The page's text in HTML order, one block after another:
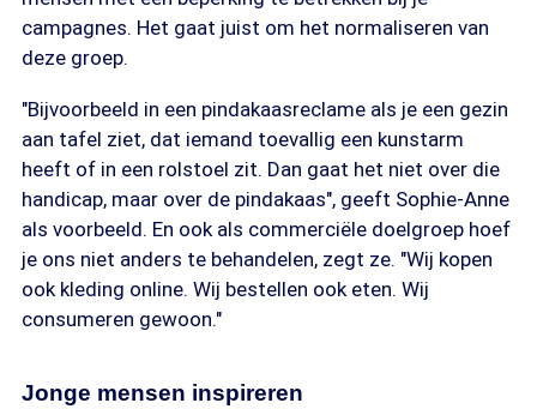
campagnes. Het gaat juist om het normaliseren van
deze groep.
"Bijvoorbeeld in een pindakaasreclame als je een gezin
aan tafel ziet, dat iemand toevallig een kunstarm
heeft of in een rolstoel zit. Dan gaat het niet over die
handicap, maar over de pindakaas", geeft Sophie-Anne
als voorbeeld. En ook als commerciële doelgroep hoef
je ons niet anders te behandelen, zegt ze. "Wij kopen
ook kleding online. Wij bestellen ook eten. Wij
consumeren gewoon."
Jonge mensen inspireren